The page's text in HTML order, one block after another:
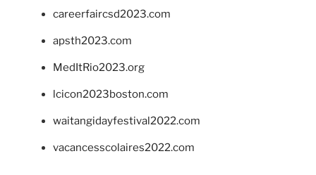
careerfaircsd2023.com
apsth2023.com
MedItRio2023.org
lcicon2023boston.com
waitangidayfestival2022.com
vacancesscolaires2022.com